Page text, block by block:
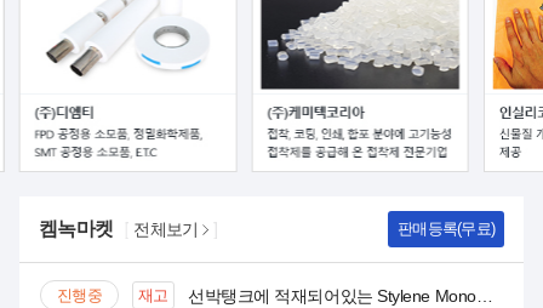
켐녹마켓 전체보기 판매등록(무료)
진행중 Ashland PVP/VA CO-POLYMER
진행중 재고 TPEE 40D 45D 판매합니다
완료 AMMONIUM MOLYBDATE (cas 12054-85-2), Ammonium Metavanadate (7803-55-6), Ammonium ParaTungstate(11120-25-5) 재고 판매
진행중 재고 선박탱크에 적재되어있는 Stylene Monomer (off-spec)
진행중 필름 코팅기(광학용) 중고설비 구합니다.
진행중